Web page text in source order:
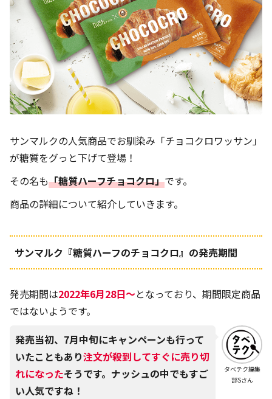
サンマルクの人気商品でお馴染み「チョコクロワッサン」
が糖質をグっと下げて登場！
その名も「糖質ハーフチョコクロ」です。
商品の詳細について紹介していきます。
サンマルク『糖質ハーフのチョコクロ』の発売期間
発売期間は2022年6月28日～となっており、期間限定商品
ではないようです。
タベテク編集
部Sさん
発売当初、7月中旬にキャンペーンも行って
いたこともあり注文が殺到してすぐに売り切
れになったそうです。ナッシュの中でもすご
い人気ですね！